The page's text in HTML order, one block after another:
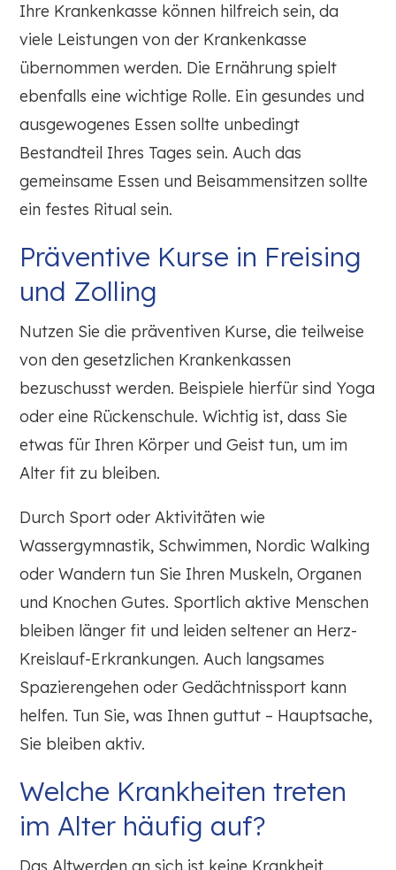
Ihre Krankenkasse können hilfreich sein, da
viele Leistungen von der Krankenkasse
übernommen werden. Die Ernährung spielt
ebenfalls eine wichtige Rolle. Ein gesundes und
ausgewogenes Essen sollte unbedingt
Bestandteil Ihres Tages sein. Auch das
gemeinsame Essen und Beisammensitzen sollte
ein festes Ritual sein.
Präventive Kurse in Freising
und Zolling
Nutzen Sie die präventiven Kurse, die teilweise
von den gesetzlichen Krankenkassen
bezuschusst werden. Beispiele hierfür sind Yoga
oder eine Rückenschule. Wichtig ist, dass Sie
etwas für Ihren Körper und Geist tun, um im
Alter fit zu bleiben.
Durch Sport oder Aktivitäten wie
Wassergymnastik, Schwimmen, Nordic Walking
oder Wandern tun Sie Ihren Muskeln, Organen
und Knochen Gutes. Sportlich aktive Menschen
bleiben länger fit und leiden seltener an Herz-
Kreislauf-Erkrankungen. Auch langsames
Spazierengehen oder Gedächtnissport kann
helfen. Tun Sie, was Ihnen guttut – Hauptsache,
Sie bleiben aktiv.
Welche Krankheiten treten
im Alter häufig auf?